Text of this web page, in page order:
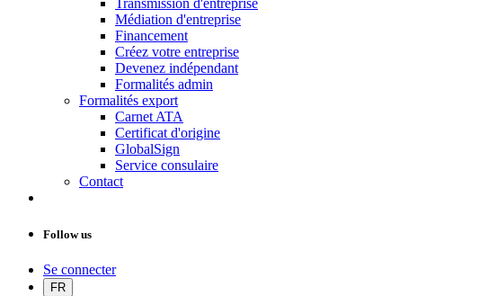
Transmission d'entreprise
Médiation d'entreprise
Financement
Créez votre entreprise
Devenez indépendant
Formalités admin
Formalités export
Carnet ATA
Certificat d'origine
GlobalSign
Service consulaire
Contact
Follow us
Se connecter
FR